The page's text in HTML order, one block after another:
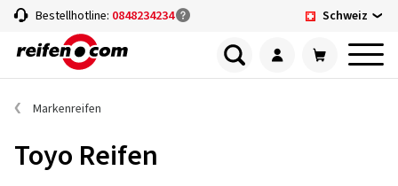
Bestellhotline: 0848234234 Schweiz
Markenreifen
Toyo Reifen